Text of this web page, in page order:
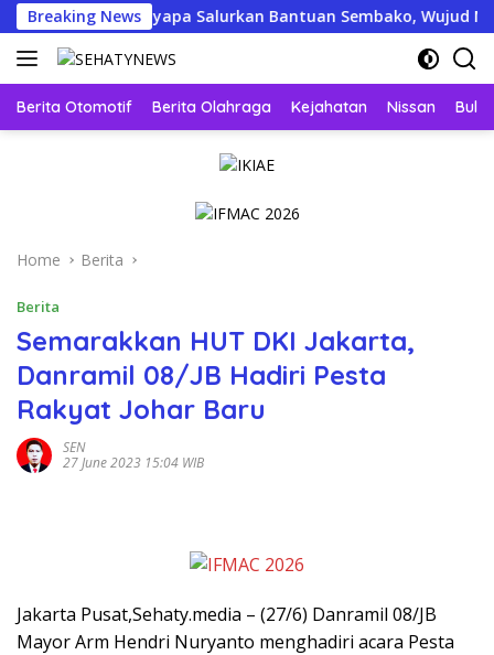
Skip
to
content
Breaking News
Jogja Menyapa Salurkan Bantuan Sembako, Wujud Nyata
Berita Otomotif Berita Olahraga Kejahatan Nissan
Home Berita
Berita
Semarakkan HUT DKI Jakarta,
Danramil 08/JB Hadiri Pesta
Rakyat Johar Baru
SEN
27 June 2023 15:04 WIB
Jakarta Pusat,Sehaty.media – (27/6) Danramil 08/JB
Mayor Arm Hendri Nuryanto menghadiri acara Pesta